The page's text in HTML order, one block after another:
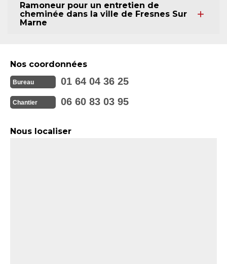
Ramoneur pour un entretien de
cheminée dans la ville de Fresnes Sur
Marne
Nos coordonnées
Bureau 01 64 04 36 25
Chantier 06 60 83 03 95
Nous localiser